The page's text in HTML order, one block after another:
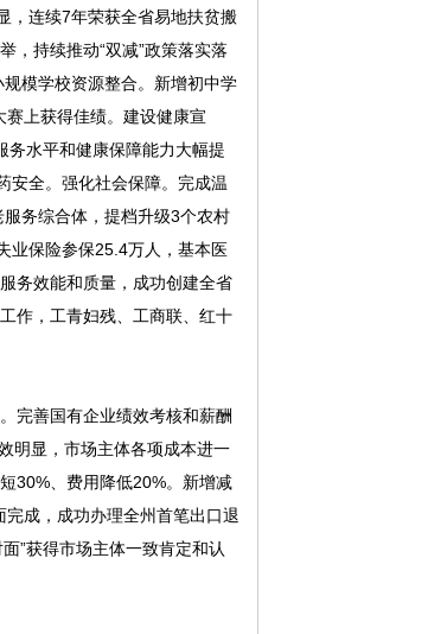
，连续7年荣获全省易地扶贫搬
，持续推动“双减”政策落实落
模学校资源整合。新增初中学
上获得佳绩。建设健康宣
务水平和健康保障能力大幅提
安全。强化社会保障。完成温
务综合体，提档升级3个农村
业保险参保25.4万人，基本医
务效能和质量，成功创建全省
作，工青妇残、工商联、红十
完善国有企业绩效考核和薪酬
明显，市场主体各项成本进一
30%、费用降低20%。新增减
成，成功办理全州首笔出口退
”获得市场主体一致肯定和认